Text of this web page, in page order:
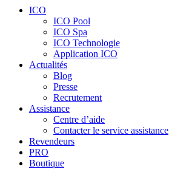
ICO
ICO Pool
ICO Spa
ICO Technologie
Application ICO
Actualités
Blog
Presse
Recrutement
Assistance
Centre d’aide
Contacter le service assistance
Revendeurs
PRO
Boutique